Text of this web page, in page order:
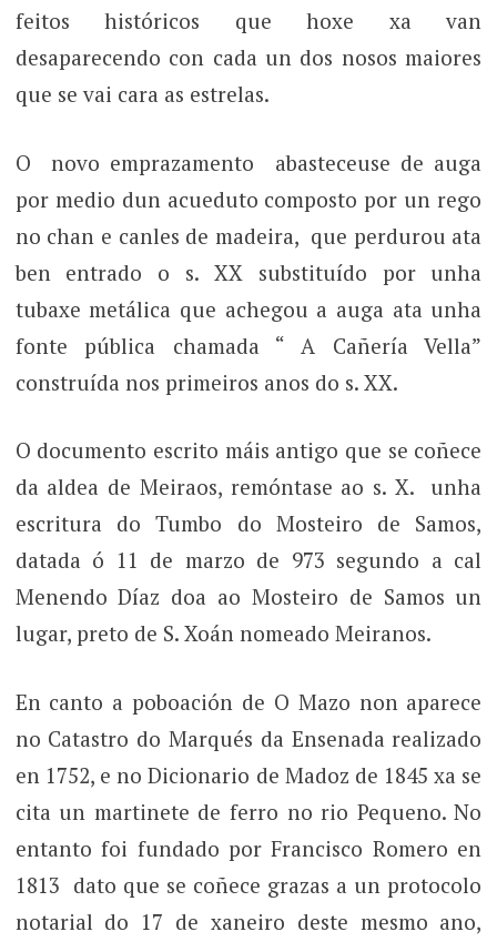
feitos históricos que hoxe xa van
desaparecendo con cada un dos nosos maiores
que se vai cara as estrelas.
O novo emprazamento abasteceuse de auga
por medio dun acueduto composto por un rego
no chan e canles de madeira, que perdurou ata
ben entrado o s. XX substituído por unha
tubaxe metálica que achegou a auga ata unha
fonte pública chamada “ A Cañería Vella”
construída nos primeiros anos do s. XX.
O documento escrito máis antigo que se coñece
da aldea de Meiraos, remóntase ao s. X. unha
escritura do Tumbo do Mosteiro de Samos,
datada ó 11 de marzo de 973 segundo a cal
Menendo Díaz doa ao Mosteiro de Samos un
lugar, preto de S. Xoán nomeado Meiranos.
En canto a poboación de O Mazo non aparece
no Catastro do Marqués da Ensenada realizado
en 1752, e no Dicionario de Madoz de 1845 xa se
cita un martinete de ferro no rio Pequeno. No
entanto foi fundado por Francisco Romero en
1813 dato que se coñece grazas a un protocolo
notarial do 17 de xaneiro deste mesmo ano,